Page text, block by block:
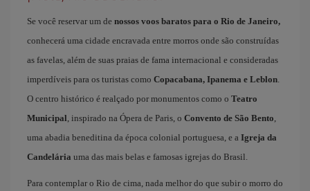
Se você reservar um de nossos voos baratos para o Rio de Janeiro,
conhecerá uma cidade encravada entre morros onde são construídas
as favelas, além de suas praias de fama internacional e consideradas
imperdíveis para os turistas como Copacabana, Ipanema e Leblon.
O centro histórico é realçado por monumentos como o Teatro
Municipal, inspirado na Ópera de Paris, o Convento de São Bento,
uma abadia beneditina da época colonial portuguesa, e a Igreja da
Candelária uma das mais belas e famosas igrejas do Brasil.
Para contemplar o Rio de cima, nada melhor do que subir o morro do